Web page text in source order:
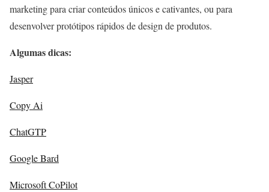
marketing para criar conteúdos únicos e cativantes, ou para
desenvolver protótipos rápidos de design de produtos.
Algumas dicas:
Jasper
Copy Ai
ChatGTP
Google Bard
Microsoft CoPilot